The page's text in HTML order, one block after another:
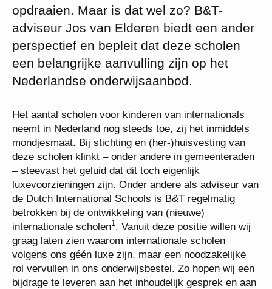
opdraaien. Maar is dat wel zo? B&T-
adviseur Jos van Elderen biedt een ander
perspectief en bepleit dat deze scholen
een belangrijke aanvulling zijn op het
Nederlandse onderwijsaanbod.
Het aantal scholen voor kinderen van internationals
neemt in Nederland nog steeds toe, zij het inmiddels
mondjesmaat. Bij stichting en (her-)huisvesting van
deze scholen klinkt – onder andere in gemeenteraden
– steevast het geluid dat dit toch eigenlijk
luxevoorzieningen zijn. Onder andere als adviseur van
de Dutch International Schools is B&T regelmatig
betrokken bij de ontwikkeling van (nieuwe)
internationale scholen1. Vanuit deze positie willen wij
graag laten zien waarom internationale scholen
volgens ons géén luxe zijn, maar een noodzakelijke
rol vervullen in ons onderwijsbestel. Zo hopen wij een
bijdrage te leveren aan het inhoudelijk gesprek en aan